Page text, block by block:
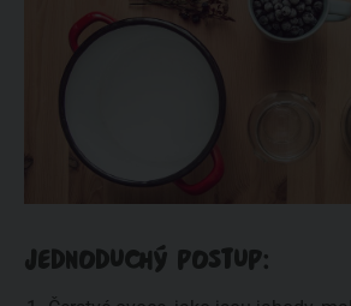
JEDNODUCHÝ POSTUP: